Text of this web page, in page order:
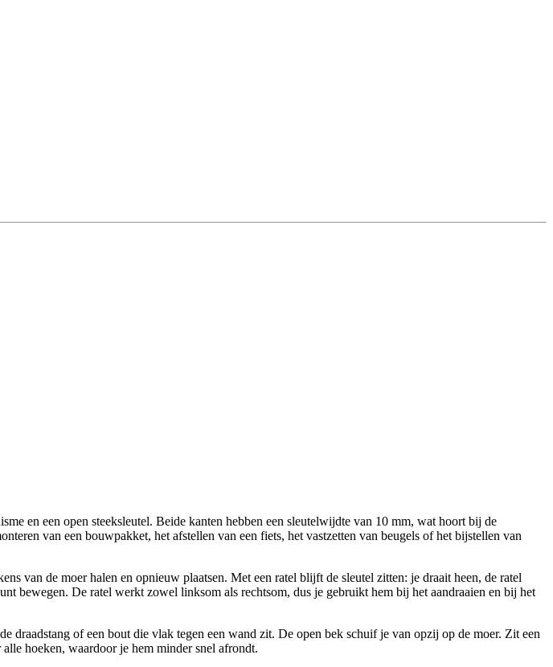
en een open steeksleutel. Beide kanten hebben een sleutelwijdte van 10 mm, wat hoort bij de
van een bouwpakket, het afstellen van een fiets, het vastzetten van beugels of het bijstellen van
van de moer halen en opnieuw plaatsen. Met een ratel blijft de sleutel zitten: je draait heen, de ratel
bewegen. De ratel werkt zowel linksom als rechtsom, dus je gebruikt hem bij het aandraaien en bij het
of een bout die vlak tegen een wand zit. De open bek schuif je van opzij op de moer. Zit een
hoeken, waardoor je hem minder snel afrondt.